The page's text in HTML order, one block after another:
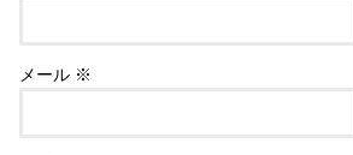
メール ※